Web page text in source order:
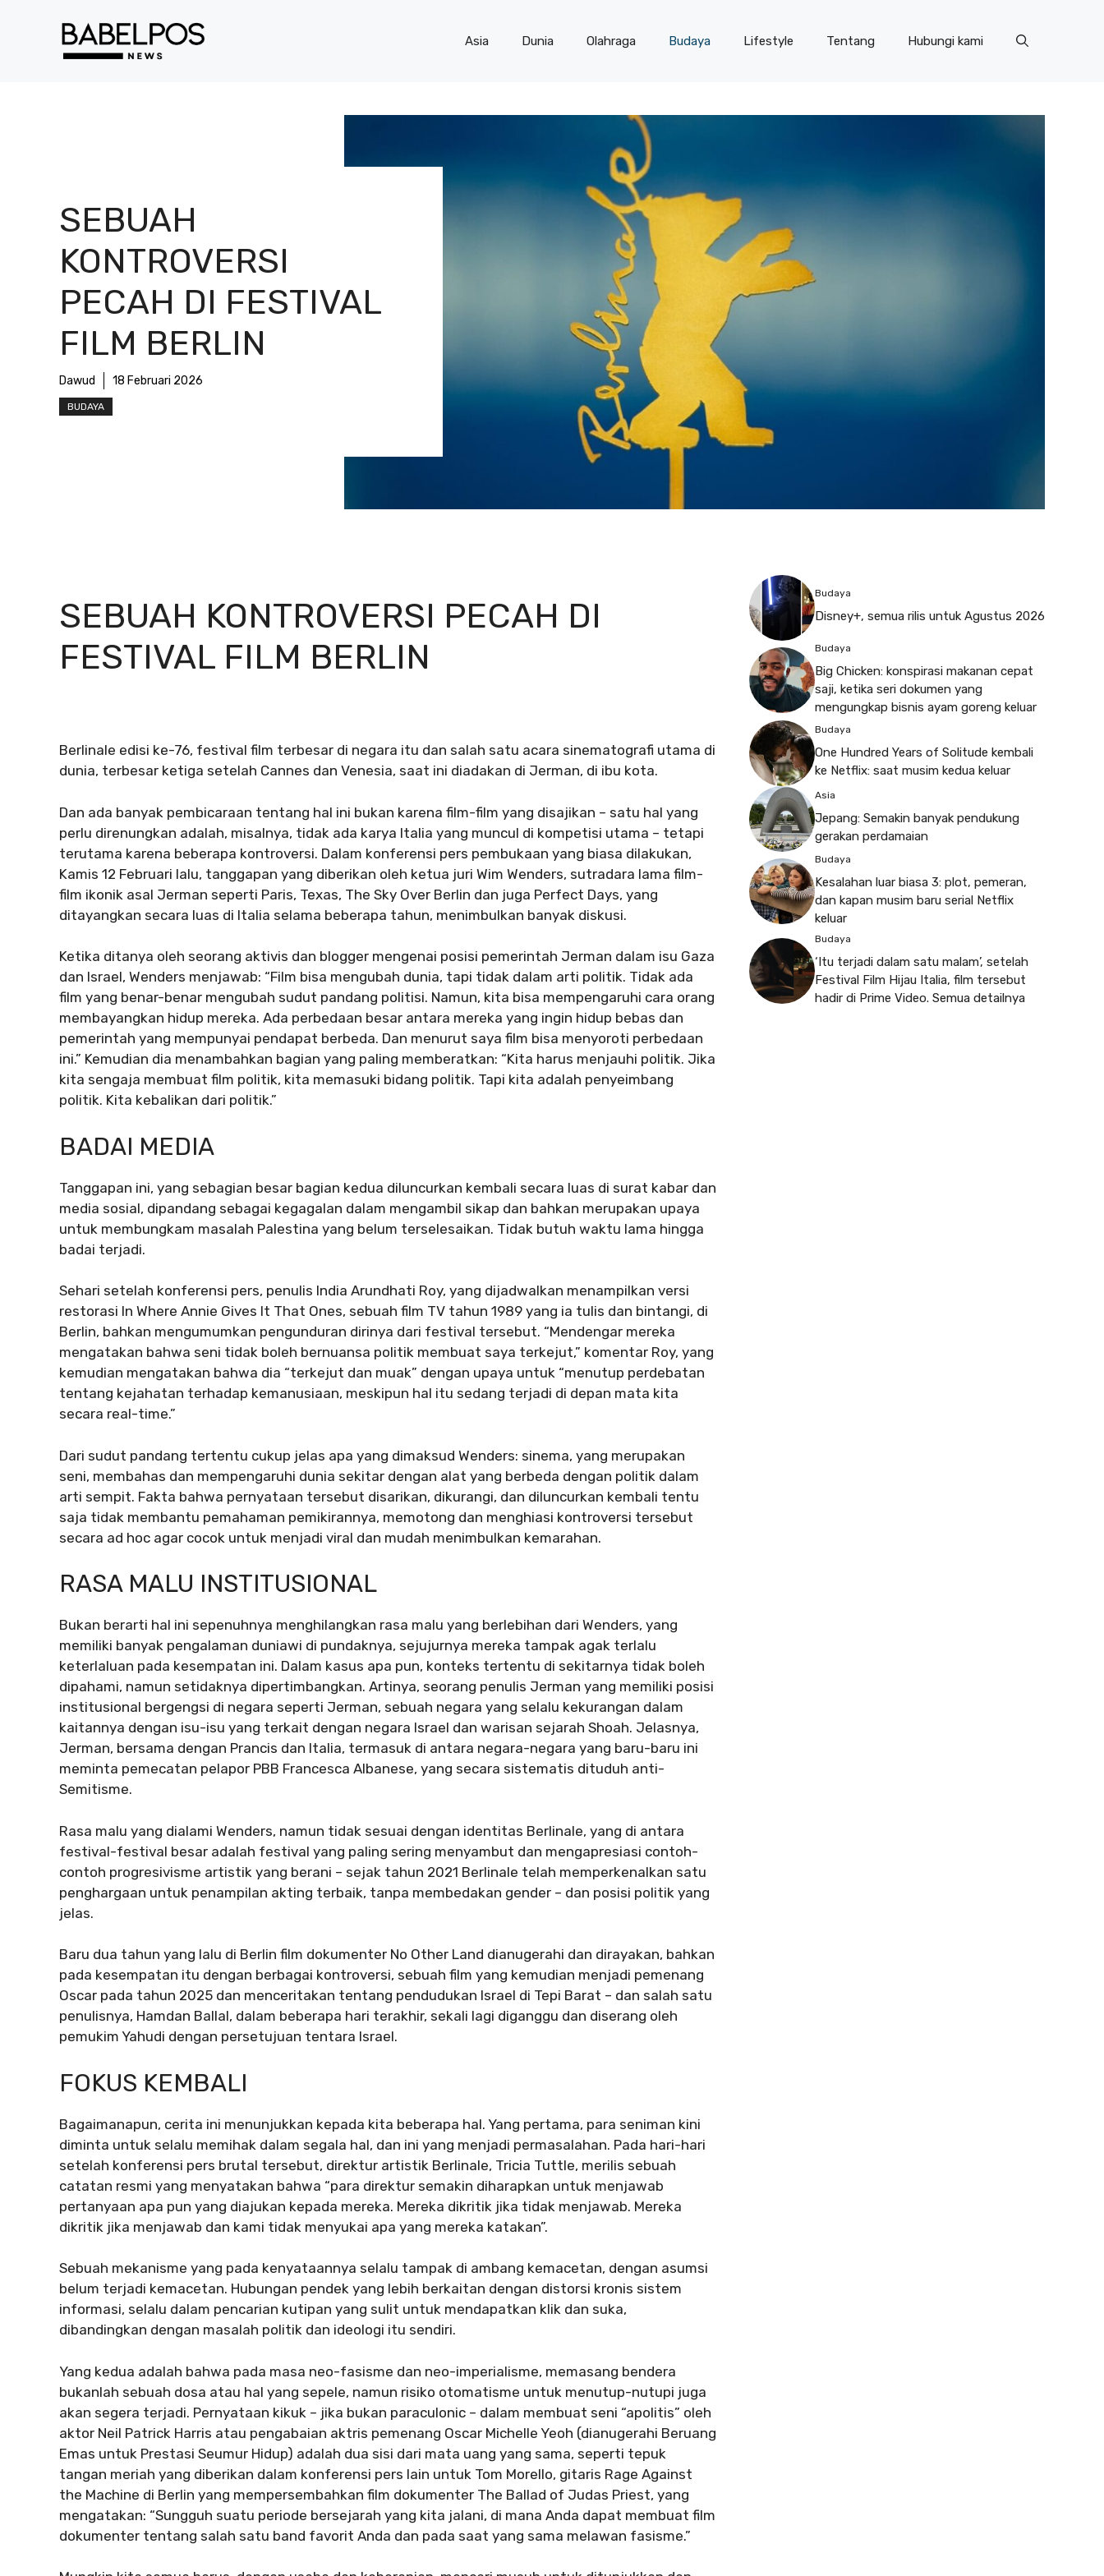
Asia Dunia Olahraga Budaya Lifestyle Tentang Hubungi kami
SEBUAH
KONTROVERSI
PECAH DI FESTIVAL
FILM BERLIN
Dawud 18 Februari 2026
BUDAYA
SEBUAH KONTROVERSI PECAH DI
FESTIVAL FILM BERLIN
Berlinale edisi ke-76, festival film terbesar di negara itu dan salah satu acara sinematografi utama di
dunia, terbesar ketiga setelah Cannes dan Venesia, saat ini diadakan di Jerman, di ibu kota.
Dan ada banyak pembicaraan tentang hal ini bukan karena film-film yang disajikan – satu hal yang
perlu direnungkan adalah, misalnya, tidak ada karya Italia yang muncul di kompetisi utama – tetapi
terutama karena beberapa kontroversi. Dalam konferensi pers pembukaan yang biasa dilakukan,
Kamis 12 Februari lalu, tanggapan yang diberikan oleh ketua juri Wim Wenders, sutradara lama film-
film ikonik asal Jerman seperti Paris, Texas, The Sky Over Berlin dan juga Perfect Days, yang
ditayangkan secara luas di Italia selama beberapa tahun, menimbulkan banyak diskusi.
Ketika ditanya oleh seorang aktivis dan blogger mengenai posisi pemerintah Jerman dalam isu Gaza
dan Israel, Wenders menjawab: “Film bisa mengubah dunia, tapi tidak dalam arti politik. Tidak ada
film yang benar-benar mengubah sudut pandang politisi. Namun, kita bisa mempengaruhi cara orang
membayangkan hidup mereka. Ada perbedaan besar antara mereka yang ingin hidup bebas dan
pemerintah yang mempunyai pendapat berbeda. Dan menurut saya film bisa menyoroti perbedaan
ini.” Kemudian dia menambahkan bagian yang paling memberatkan: “Kita harus menjauhi politik. Jika
kita sengaja membuat film politik, kita memasuki bidang politik. Tapi kita adalah penyeimbang
politik. Kita kebalikan dari politik.”
BADAI MEDIA
Tanggapan ini, yang sebagian besar bagian kedua diluncurkan kembali secara luas di surat kabar dan
media sosial, dipandang sebagai kegagalan dalam mengambil sikap dan bahkan merupakan upaya
untuk membungkam masalah Palestina yang belum terselesaikan. Tidak butuh waktu lama hingga
badai terjadi.
Sehari setelah konferensi pers, penulis India Arundhati Roy, yang dijadwalkan menampilkan versi
restorasi In Where Annie Gives It That Ones, sebuah film TV tahun 1989 yang ia tulis dan bintangi, di
Berlin, bahkan mengumumkan pengunduran dirinya dari festival tersebut. “Mendengar mereka
mengatakan bahwa seni tidak boleh bernuansa politik membuat saya terkejut,” komentar Roy, yang
kemudian mengatakan bahwa dia “terkejut dan muak” dengan upaya untuk “menutup perdebatan
tentang kejahatan terhadap kemanusiaan, meskipun hal itu sedang terjadi di depan mata kita
secara real-time.”
Dari sudut pandang tertentu cukup jelas apa yang dimaksud Wenders: sinema, yang merupakan
seni, membahas dan mempengaruhi dunia sekitar dengan alat yang berbeda dengan politik dalam
arti sempit. Fakta bahwa pernyataan tersebut disarikan, dikurangi, dan diluncurkan kembali tentu
saja tidak membantu pemahaman pemikirannya, memotong dan menghiasi kontroversi tersebut
secara ad hoc agar cocok untuk menjadi viral dan mudah menimbulkan kemarahan.
RASA MALU INSTITUSIONAL
Bukan berarti hal ini sepenuhnya menghilangkan rasa malu yang berlebihan dari Wenders, yang
memiliki banyak pengalaman duniawi di pundaknya, sejujurnya mereka tampak agak terlalu
keterlaluan pada kesempatan ini. Dalam kasus apa pun, konteks tertentu di sekitarnya tidak boleh
dipahami, namun setidaknya dipertimbangkan. Artinya, seorang penulis Jerman yang memiliki posisi
institusional bergengsi di negara seperti Jerman, sebuah negara yang selalu kekurangan dalam
kaitannya dengan isu-isu yang terkait dengan negara Israel dan warisan sejarah Shoah. Jelasnya,
Jerman, bersama dengan Prancis dan Italia, termasuk di antara negara-negara yang baru-baru ini
meminta pemecatan pelapor PBB Francesca Albanese, yang secara sistematis dituduh anti-
Semitisme.
Rasa malu yang dialami Wenders, namun tidak sesuai dengan identitas Berlinale, yang di antara
festival-festival besar adalah festival yang paling sering menyambut dan mengapresiasi contoh-
contoh progresivisme artistik yang berani – sejak tahun 2021 Berlinale telah memperkenalkan satu
penghargaan untuk penampilan akting terbaik, tanpa membedakan gender – dan posisi politik yang
jelas.
Baru dua tahun yang lalu di Berlin film dokumenter No Other Land dianugerahi dan dirayakan, bahkan
pada kesempatan itu dengan berbagai kontroversi, sebuah film yang kemudian menjadi pemenang
Oscar pada tahun 2025 dan menceritakan tentang pendudukan Israel di Tepi Barat – dan salah satu
penulisnya, Hamdan Ballal, dalam beberapa hari terakhir, sekali lagi diganggu dan diserang oleh
pemukim Yahudi dengan persetujuan tentara Israel.
FOKUS KEMBALI
Bagaimanapun, cerita ini menunjukkan kepada kita beberapa hal. Yang pertama, para seniman kini
diminta untuk selalu memihak dalam segala hal, dan ini yang menjadi permasalahan. Pada hari-hari
setelah konferensi pers brutal tersebut, direktur artistik Berlinale, Tricia Tuttle, merilis sebuah
catatan resmi yang menyatakan bahwa “para direktur semakin diharapkan untuk menjawab
pertanyaan apa pun yang diajukan kepada mereka. Mereka dikritik jika tidak menjawab. Mereka
dikritik jika menjawab dan kami tidak menyukai apa yang mereka katakan”.
Sebuah mekanisme yang pada kenyataannya selalu tampak di ambang kemacetan, dengan asumsi
belum terjadi kemacetan. Hubungan pendek yang lebih berkaitan dengan distorsi kronis sistem
informasi, selalu dalam pencarian kutipan yang sulit untuk mendapatkan klik dan suka,
dibandingkan dengan masalah politik dan ideologi itu sendiri.
Yang kedua adalah bahwa pada masa neo-fasisme dan neo-imperialisme, memasang bendera
bukanlah sebuah dosa atau hal yang sepele, namun risiko otomatisme untuk menutup-nutupi juga
akan segera terjadi. Pernyataan kikuk – jika bukan paraculonic – dalam membuat seni “apolitis” oleh
aktor Neil Patrick Harris atau pengabaian aktris pemenang Oscar Michelle Yeoh (dianugerahi Beruang
Emas untuk Prestasi Seumur Hidup) adalah dua sisi dari mata uang yang sama, seperti tepuk
tangan meriah yang diberikan dalam konferensi pers lain untuk Tom Morello, gitaris Rage Against
the Machine di Berlin yang mempersembahkan film dokumenter The Ballad of Judas Priest, yang
mengatakan: “Sungguh suatu periode bersejarah yang kita jalani, di mana Anda dapat membuat film
dokumenter tentang salah satu band favorit Anda dan pada saat yang sama melawan fasisme.”
Budaya
Disney+, semua rilis untuk Agustus 2026
Budaya
Big Chicken: konspirasi makanan cepat
saji, ketika seri dokumen yang
mengungkap bisnis ayam goreng keluar
Budaya
One Hundred Years of Solitude kembali
ke Netflix: saat musim kedua keluar
Asia
Jepang: Semakin banyak pendukung
gerakan perdamaian
Budaya
Kesalahan luar biasa 3: plot, pemeran,
dan kapan musim baru serial Netflix
keluar
Budaya
‘Itu terjadi dalam satu malam’, setelah
Festival Film Hijau Italia, film tersebut
hadir di Prime Video. Semua detailnya